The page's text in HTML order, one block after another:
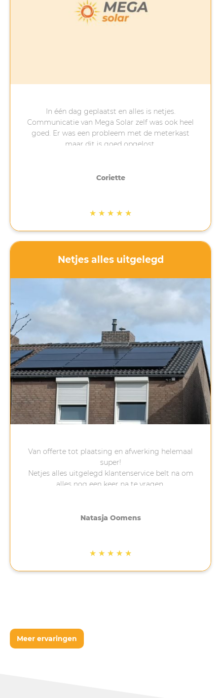
In één dag geplaatst en alles is netjes.
Communicatie van Mega Solar zelf was ook heel
goed. Er was een probleem met de meterkast
maar dit is goed opgelost.
zonnepanelen aangevraagd hebben) ging niet
het dak en zijn ze nu in plaats daarvan toch
Coriette
★ ★ ★ ★ ★
Netjes alles uitgelegd
Van offerte tot plaatsing en afwerking helemaal
super!
Netjes alles uitgelegd klantenservice belt na om
alles nog een keer na te vragen.
Natasja Oomens
★ ★ ★ ★ ★
Meer ervaringen